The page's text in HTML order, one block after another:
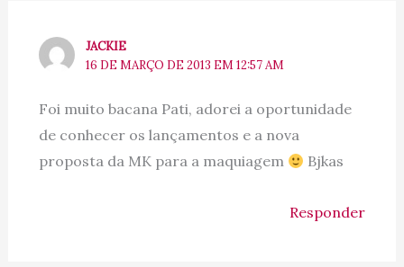
JACKIE
16 DE MARÇO DE 2013 EM 12:57 AM
Foi muito bacana Pati, adorei a oportunidade
de conhecer os lançamentos e a nova
proposta da MK para a maquiagem
Bjkas
Responder